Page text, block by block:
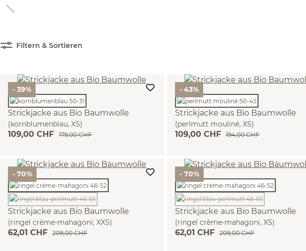
Filtern & Sortieren
- 39%
Strickjacke aus Bio Baumwolle
(kornblumenblau, XS)
109,00 CHF 179,00 CHF
- 43%
Strickjacke aus Bio Baumwolle
(perlmutt mouliné, XS)
109,00 CHF 194,00 CHF
- 70%
Strickjacke aus Bio Baumwolle
(ringel crème-mahagoni, XXS)
62,01 CHF 209,00 CHF
- 70%
Strickjacke aus Bio Baumwolle
(ringel crème-mahagoni, XS)
(Diese Option ist zurzeit nicht
62,01 CHF 209,00 CHF